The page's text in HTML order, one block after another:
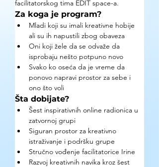
facilitatorskog tima EDIT space-a.
Za koga je program?
Mladi koji su imali kreativne hobije
ali su ih napustili zbog obaveza
Oni koji žele da se odvaže da
isprobaju nešto potpuno novo
Svako ko oseća da je vreme da
ponovo napravi prostor za sebe i
ono što voli
Šta dobijate?
Šest inspirativnih online radionica u
zatvornoj grupi
Siguran prostor za kreativno
istraživanje i podršku grupe
Stručno vođenje facilitatorice Irine
Razvoj kreativnih navika kroz šest